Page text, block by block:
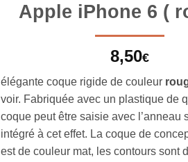
Apple iPhone 6 (
8,50€
élégante coque rigide de couleur
voir. Fabriquée avec un plastique de
coque peut être saisie avec l’anneau
intégré à cet effet. La coque de
est de couleur mat, les contours sont